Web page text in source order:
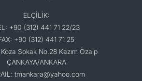
ELÇİLİK:
+90 (312) 441 71 22/23
+90 (312) 441 71 25
Koza Sokak No.28 Kazım Özalp
ÇANKAYA/ANKARA
tmankara@yahoo.com